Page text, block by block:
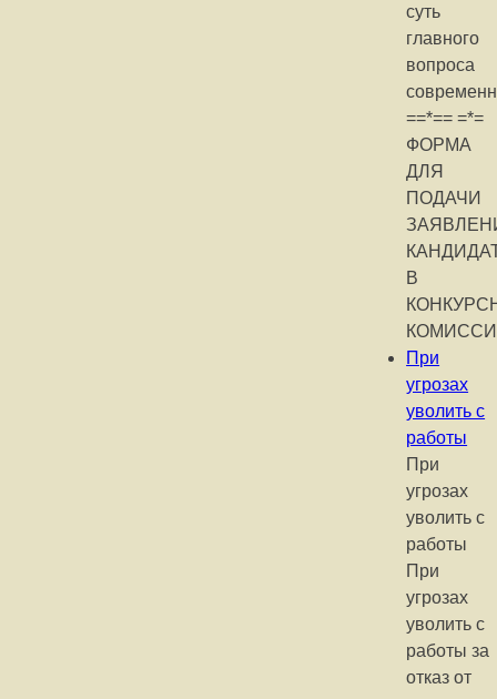
суть
главного
вопроса
==*== =*=
ФОРМА
ДЛЯ
ПОДАЧИ
В
При
угрозах
уволить с
работы
При
угрозах
уволить с
работы
При
угрозах
уволить с
работы за
отказ от